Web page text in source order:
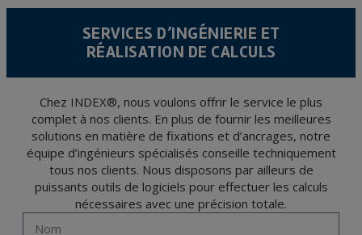
conformément à la législation de Protection des données, telles que celles relatives à
la santé, ces donnée n'étant pas cryptées.
L’usager peut à tout moment exercer son droit d'accès, de rectification, d'annulation
et d'opposition en vertu des dispositions au Règlement Général sur la Protection des
votre pièce d’identité, à P.I. La Portalada II | c/ Segador 13, 26006 | Logroño (La
SERVICES D’INGÉNIERIE ET
RÉALISATION DE CALCULS
Chez INDEX®, nous voulons offrir le service le plus
complet à nos clients. En plus de fournir les meilleures
solutions en matière de fixations et d’ancrages, notre
équipe d’ingénieurs spécialisés conseille techniquement
tous nos clients. Nous disposons par ailleurs de
puissants outils de logiciels pour effectuer les calculs
nécessaires avec une précision totale.